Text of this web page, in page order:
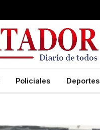
Policiales Deportes